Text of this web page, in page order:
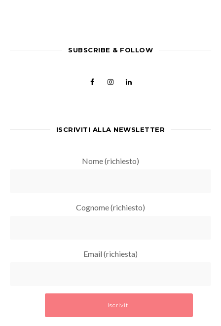
SUBSCRIBE & FOLLOW
ISCRIVITI ALLA NEWSLETTER
Nome (richiesto)
Cognome (richiesto)
Email (richiesta)